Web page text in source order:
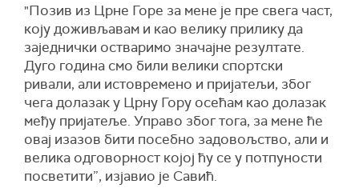
"Позив из Црне Горе за мене је пре свега част,
коју доживљавам и као велику прилику да
заједнички остваримо значајне резултате.
Дуго година смо били велики спортски
ривали, али истовремено и пријатељи, због
чега долазак у Црну Гору осећам као долазак
међу пријатеље. Управо због тога, за мене ће
овај изазов бити посебно задовољство, али и
велика одговорност којој ћу се у потпуности
посветити”, изјавио је Савић.